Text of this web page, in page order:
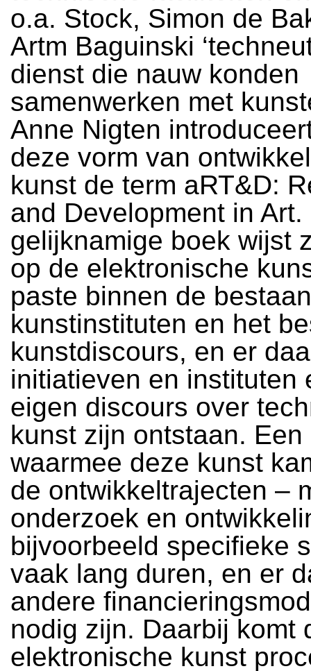
o.a. Stock, Simon de
Artm Baguinski
dienst die nauw konden
samenwerken met
Anne Nigten
deze vorm van
kunst de term aRT&D:
and Development in Art.
gelijknamige boek wijst
op de elektronische
paste binnen de
kunstinstituten en het
kunstdiscours, en er
initiatieven en instituten
eigen discours over
kunst zijn ontstaan. Een
waarmee deze kunst
de ontwikkeltrajecten –
onderzoek en
bijvoorbeeld specifieke
vaak lang duren, en er
andere
nodig zijn. Daarbij komt
elektronische kunst